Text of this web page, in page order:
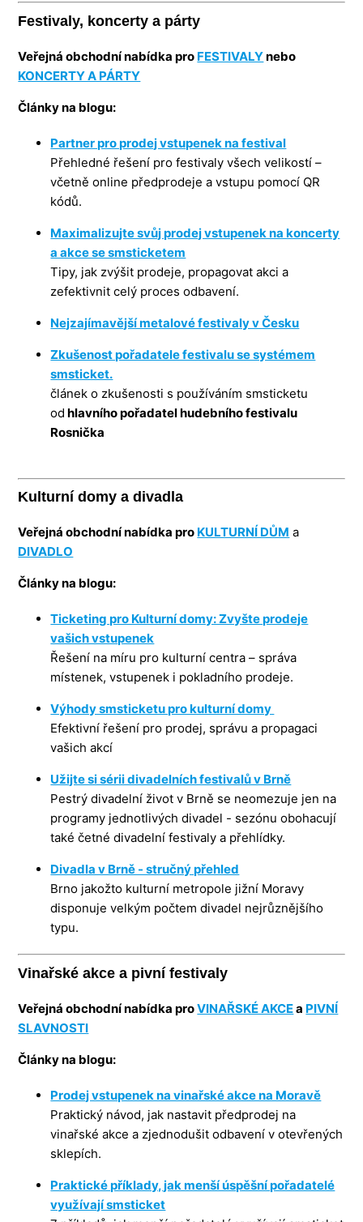
Festivaly, koncerty a párty
Veřejná obchodní nabídka pro FESTIVALYnebo
KONCERTY A PÁRTY
Články na blogu:
Partner pro prodej vstupenek na festival
Přehledné řešení pro festivaly všech velikostí –
včetně online předprodeje a vstupu pomocí QR
kódů.
Maximalizujte svůj prodej vstupenek na koncerty
a akce se smsticketem
Tipy, jak zvýšit prodeje, propagovat akci a
zefektivnit celý proces odbavení.
Nejzajímavější metalové festivaly v Česku
Zkušenost pořadatele festivalu se systémem
smsticket.
článek o zkušenosti s používáním smsticketu
od hlavního pořadatel hudebního festivalu
Rosnička
Kulturní domy a divadla
Veřejná obchodní nabídka pro KULTURNÍ DŮM a
DIVADLO
Články na blogu:
Ticketing pro Kulturní domy: Zvyšte prodeje
vašich vstupenek
Řešení na míru pro kulturní centra – správa
místenek, vstupenek i pokladního prodeje.
Výhody smsticketu pro kulturní domy
Efektivní řešení pro prodej, správu a propagaci
vašich akcí
Užijte si sérii divadelních festivalů v Brně
Pestrý divadelní život v Brně se neomezuje jen na
programy jednotlivých divadel - sezónu obohacují
také četné divadelní festivaly a přehlídky.
Divadla v Brně - stručný přehled
Brno jakožto kulturní metropole jižní Moravy
disponuje velkým počtem divadel nejrůznějšího
typu.
Vinařské akce a pivní festivaly
Veřejná obchodní nabídka proVINAŘSKÉ AKCEa PIVNÍ
SLAVNOSTI
Články na blogu:
Prodej vstupenek na vinařské akce na Moravě
Praktický návod, jak nastavit předprodej na
vinařské akce a zjednodušit odbavení v otevřených
sklepích.
Praktické příklady, jak menší úspěšní pořadatelé
využívají smsticket